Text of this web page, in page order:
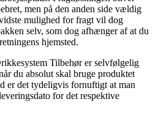
men på den anden side vældig
mulighed for fragt vil dog
selv, som dog afhænger af at du
hjemsted.
Tilbehør er selvfølgelig
du absolut skal bruge produktet
er det tydeligvis fornuftigt at man
for det respektive